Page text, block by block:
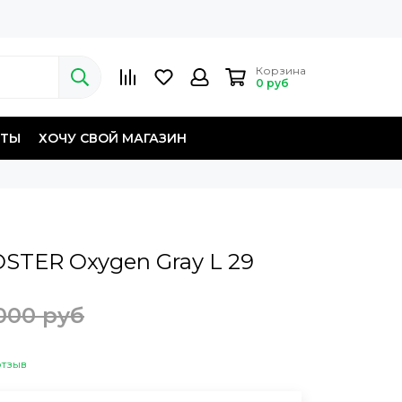
Корзина
0 руб
ХОЧУ СВОЙ МАГАЗИН
Oxygen Gray L 29
руб